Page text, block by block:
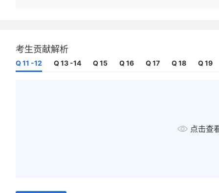
考生贡献解析
Q 11 -12 Q 13 -14 Q 15 Q 16 Q 17 Q 18 Q 19
点击查